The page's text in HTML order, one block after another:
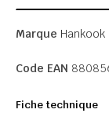
Marque Hankook
Code EAN
Fiche technique